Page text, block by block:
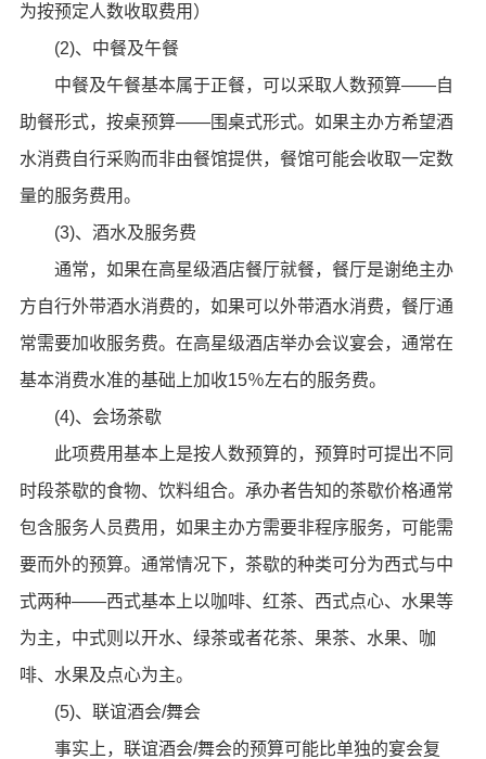
为按预定人数收取费用）
(2)、中餐及午餐
中餐及午餐基本属于正餐，可以采取人数预算——自
助餐形式，按桌预算——围桌式形式。如果主办方希望酒
水消费自行采购而非由餐馆提供，餐馆可能会收取一定数
量的服务费用。
(3)、酒水及服务费
通常，如果在高星级酒店餐厅就餐，餐厅是谢绝主办
方自行外带酒水消费的，如果可以外带酒水消费，餐厅通
常需要加收服务费。在高星级酒店举办会议宴会，通常在
基本消费水准的基础上加收15％左右的服务费。
(4)、会场茶歇
此项费用基本上是按人数预算的，预算时可提出不同
时段茶歇的食物、饮料组合。承办者告知的茶歇价格通常
包含服务人员费用，如果主办方需要非程序服务，可能需
要而外的预算。通常情况下，茶歇的种类可分为西式与中
式两种——西式基本上以咖啡、红茶、西式点心、水果等
为主，中式则以开水、绿茶或者花茶、果茶、水果、咖
啡、水果及点心为主。
(5)、联谊酒会/舞会
事实上，联谊酒会/舞会的预算可能比单独的宴会复